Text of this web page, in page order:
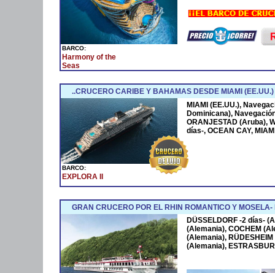
BARCO:
Harmony of the
Seas
..CRUCERO CARIBE Y BAHAMAS DESDE MIAMI (EE.UU.)
BARCO:
EXPLORA II
MIAMI (EE.UU.),
Dominicana),
ORANJESTAD (Aruba),
días-, OCEAN CAY,
GRAN CRUCERO POR EL RHIN ROMANTICO Y
DÜSSELDORF -2 días-
(Alemania), COCHEM
(Alemania),
(Alemania),